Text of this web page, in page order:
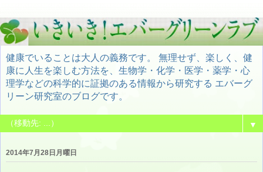
健康でいることは大人の義務です。 無理せず、楽しく、健
康に人生を楽しむ方法を、生物学・化学・医学・薬学・心
理学などの科学的に証拠のある情報から研究する エバーグ
リーン研究室のブログです。
▼
2014年7月28日月曜日